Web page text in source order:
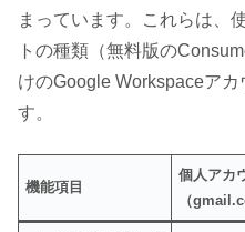
まっています。これらは、
トの種類（無料版の
けのGoogle Workspaceア
す。
機能項目
個人アカ
（